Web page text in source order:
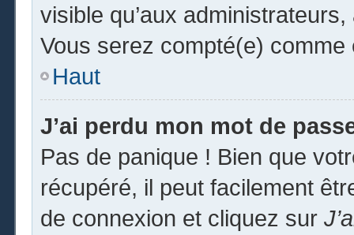
visible qu’aux
Vous serez compté(e)
Haut
J’ai perdu mon mot de
Pas de panique ! Bien que
récupéré, il peut facilement
de connexion et cliquez sur